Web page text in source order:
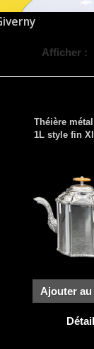
Afficher :
Théière
1L style fin
Ajouter